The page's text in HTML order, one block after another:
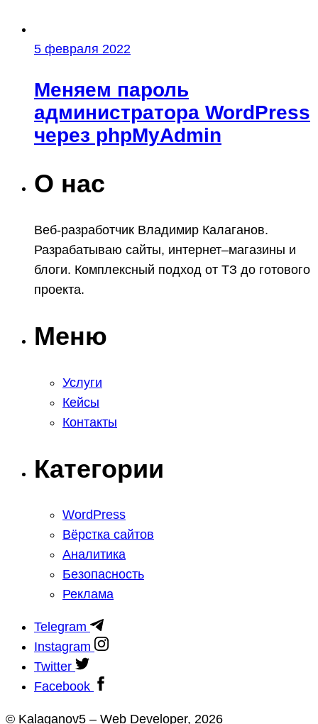
5 февраля 2022
Меняем пароль
администратора WordPress
через phpMyAdmin
О нас
Веб-разработчик Владимир Калаганов.
Разрабатываю сайты, интернет–магазины и
блоги. Комплексный подход от ТЗ до готового
проекта.
Меню
Услуги
Кейсы
Контакты
Категории
WordPress
Вёрстка сайтов
Аналитика
Безопасность
Реклама
Telegram
Instagram
Twitter
Facebook
© Kalaganov5 – Web Developer, 2026